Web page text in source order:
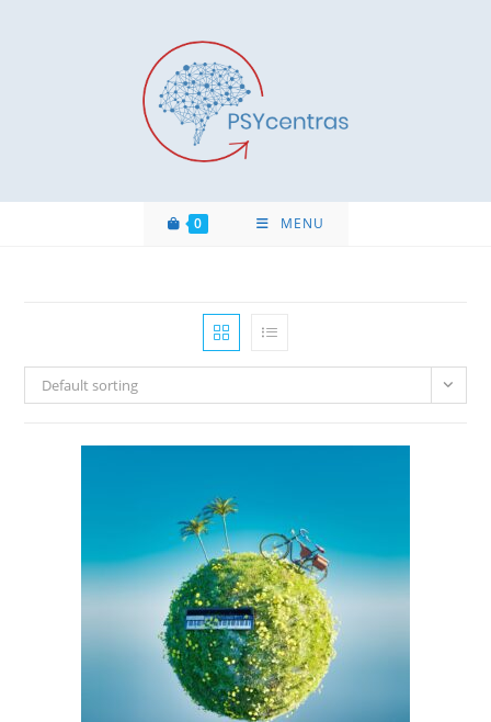
0 MENU
Default sorting